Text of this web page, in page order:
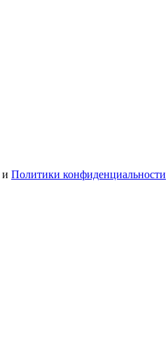
и Политики конфиденциальности